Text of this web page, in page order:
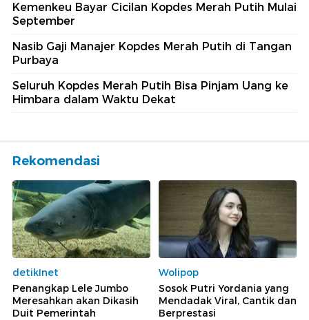
Kemenkeu Bayar Cicilan Kopdes Merah Putih Mulai
September
Nasib Gaji Manajer Kopdes Merah Putih di Tangan
Purbaya
Seluruh Kopdes Merah Putih Bisa Pinjam Uang ke
Himbara dalam Waktu Dekat
Rekomendasi
detikInet
Penangkap Lele Jumbo
Meresahkan akan Dikasih
Duit Pemerintah
Wolipop
Sosok Putri Yordania yang
Mendadak Viral, Cantik dan
Berprestasi